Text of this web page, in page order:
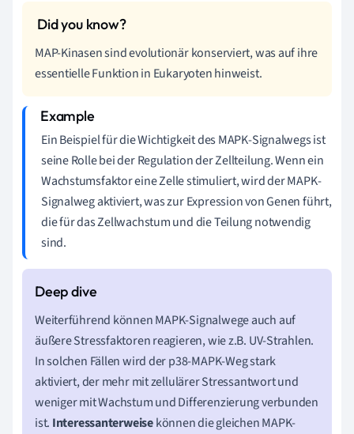
MAP-Kinasen sind evolutionär konserviert, was auf ihre
essentielle Funktion in Eukaryoten hinweist.
Ein Beispiel für die Wichtigkeit des MAPK-Signalwegs ist
seine Rolle bei der Regulation der Zellteilung. Wenn ein
Wachstumsfaktor eine Zelle stimuliert, wird der MAPK-
Signalweg aktiviert, was zur Expression von Genen führt,
die für das Zellwachstum und die Teilung notwendig
sind.
Weiterführend können MAPK-Signalwege auch auf
äußere Stressfaktoren reagieren, wie z.B. UV-Strahlen.
In solchen Fällen wird der p38-MAPK-Weg stark
aktiviert, der mehr mit zellulärer Stressantwort und
weniger mit Wachstum und Differenzierung verbunden
ist. Interessanterweisekönnen die gleichen MAPK-